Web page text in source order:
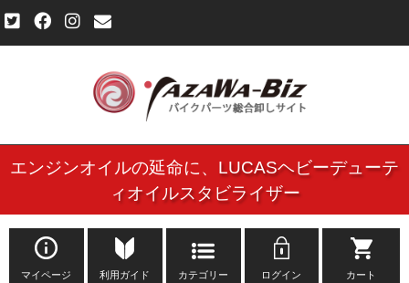
ご利用規約
個人情報保護方針
よくある質問
エンジンオイルの延命に、 LUCASヘビーデューテ
ィオイルスタビライザー
マイページ 利用ガイド カテゴリー ログイン カート